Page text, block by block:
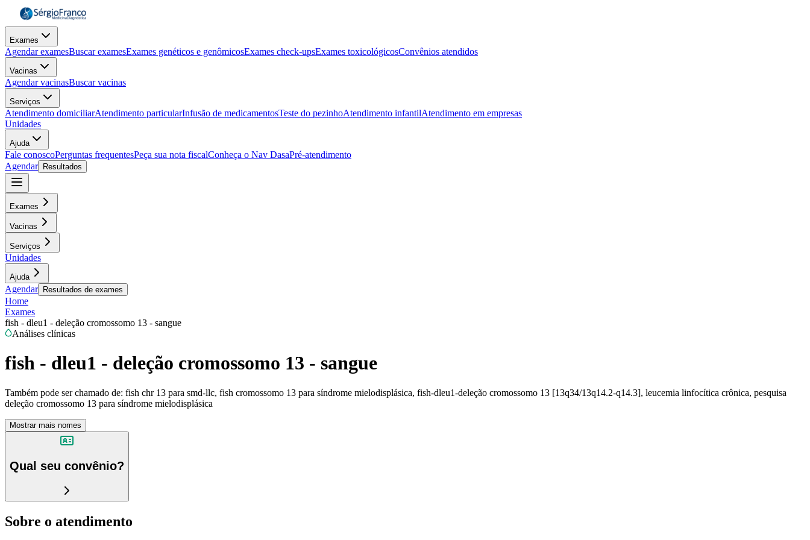
Exames
Agendar examesBuscar examesExames genéticos e genômicosExames check-upsExames toxicológicosConvênios atendidos
Vacinas
Agendar vacinasBuscar vacinas
Serviços
Atendimento domiciliarAtendimento particularInfusão de medicamentosTeste do pezinhoAtendimento infantilAtendimento em empresas
Unidades
Ajuda
Fale conoscoPerguntas frequentesPeça sua nota fiscalConheça o Nav DasaPré-atendimento
Agendar
Resultados
Exames
Vacinas
Serviços
Unidades
Ajuda
Agendar Resultados de exames
Home
Exames
fish - dleu1 - deleção cromossomo 13 - sangue
Análises clínicas
fish - dleu1 - deleção cromossomo 13 - sangue
Também pode ser chamado de: fish chr 13 para smd-llc, fish cromossomo 13 para síndrome mielodisplásica, fish-dleu1-deleção cromossomo 13 [13q34/13q14.2-q14.3], leucemia linfocítica crônica, pesquisa
deleção cromossomo 13 para síndrome mielodisplásica
Mostrar mais nomes
Qual seu convênio?
Sobre o atendimento